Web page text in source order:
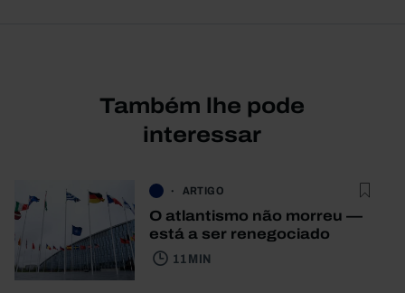
Também lhe pode
interessar
ARTIGO
O atlantismo não morreu —
está a ser renegociado
11 MIN